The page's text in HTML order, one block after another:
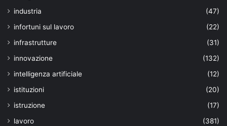
industria
(47)
infortuni sul lavoro
(22)
infrastrutture
(31)
innovazione
(132)
intelligenza artificiale
(12)
istituzioni
(20)
istruzione
(17)
lavoro
(381)